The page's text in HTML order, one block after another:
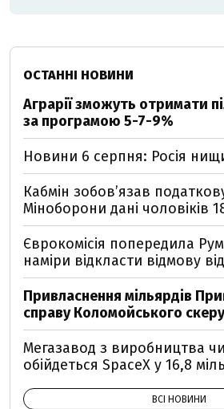
ОСТАННІ НОВИНИ
Аграрії зможуть отримати
за програмою 5-7-9%
Новини 6 серпня: Росія
Кабмін зобовʼязав
Міноборони дані чоловіків
Єврокомісія попередила
наміри відкласти відмову
Привласнення мільярдів
справу Коломойського
Мегазавод з виробництва
обійдеться SpaceX у 16,8
ВСІ НОВИНИ